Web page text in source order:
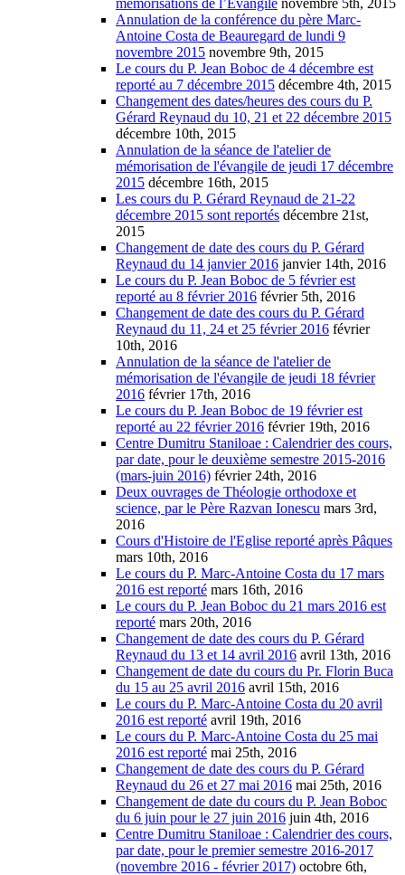
Annulation de la conférence du père Marc-
Antoine Costa de Beauregard de lundi 9
novembre 2015 novembre 9th, 2015
Le cours du P. Jean Boboc de 4 décembre est
reporté au 7 décembre 2015 décembre 4th, 2015
Changement des dates/heures des cours du P.
Gérard Reynaud du 10, 21 et 22 décembre 2015
décembre 10th, 2015
Annulation de la séance de l'atelier de
mémorisation de l'évangile de jeudi 17 décembre
2015 décembre 16th, 2015
Les cours du P. Gérard Reynaud de 21-22
décembre 2015 sont reportés décembre 21st,
2015
Changement de date des cours du P. Gérard
Reynaud du 14 janvier 2016 janvier 14th, 2016
Le cours du P. Jean Boboc de 5 février est
reporté au 8 février 2016 février 5th, 2016
Changement de date des cours du P. Gérard
Reynaud du 11, 24 et 25 février 2016 février
10th, 2016
Annulation de la séance de l'atelier de
mémorisation de l'évangile de jeudi 18 février
2016 février 17th, 2016
Le cours du P. Jean Boboc de 19 février est
reporté au 22 février 2016 février 19th, 2016
Centre Dumitru Staniloae : Calendrier des cours,
par date, pour le deuxième semestre 2015-2016
(mars-juin 2016) février 24th, 2016
Deux ouvrages de Théologie orthodoxe et
science, par le Père Razvan Ionescu mars 3rd,
2016
Cours d'Histoire de l'Eglise reporté après Pâques
mars 10th, 2016
Le cours du P. Marc-Antoine Costa du 17 mars
2016 est reporté mars 16th, 2016
Le cours du P. Jean Boboc du 21 mars 2016 est
reporté mars 20th, 2016
Changement de date des cours du P. Gérard
Reynaud du 13 et 14 avril 2016 avril 13th, 2016
Changement de date du cours du Pr. Florin Buca
du 15 au 25 avril 2016 avril 15th, 2016
Le cours du P. Marc-Antoine Costa du 20 avril
2016 est reporté avril 19th, 2016
Le cours du P. Marc-Antoine Costa du 25 mai
2016 est reporté mai 25th, 2016
Changement de date des cours du P. Gérard
Reynaud du 26 et 27 mai 2016 mai 25th, 2016
Changement de date du cours du P. Jean Boboc
du 6 juin pour le 27 juin 2016 juin 4th, 2016
Centre Dumitru Staniloae : Calendrier des cours,
par date, pour le premier semestre 2016-2017
(novembre 2016 - février 2017) octobre 6th,